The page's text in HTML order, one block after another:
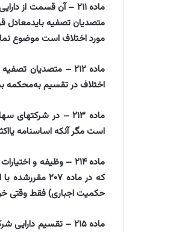
‌ماده ۲۱۱ – آن قسمت
متصدیان تصفیه
مورد اختلاف است موضوع
‌ماده ۲۱۲ –
اختلاف در تقسیم به‌محکمه
‌ماده ۲۱۳ – در
است مگر آنکه اساسنامه
‌ماده ۲۱۴ – وظیفه و
که در ماده
حکمیت اجباری) فقط وقتی
‌ماده ۲۱۵ – تقسیم